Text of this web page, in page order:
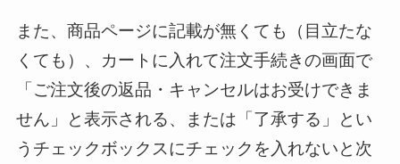
また、商品ページに記載が無くても（目立たな
くても）、カートに入れて注文手続きの画面で
「ご注文後の返品・キャンセルはお受けできま
せん」と表示される、または「了承する」とい
うチェックボックスにチェックを入れないと次